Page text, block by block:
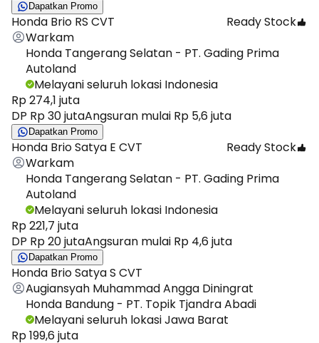
Dapatkan Promo
Honda Brio RS CVT
Ready Stock
Warkam
Honda Tangerang Selatan - PT. Gading Prima
Autoland
Melayani seluruh lokasi Indonesia
Rp 274,1 juta
DP Rp 30 jutaAngsuran mulai Rp 5,6 juta
Dapatkan Promo
Honda Brio Satya E CVT
Ready Stock
Warkam
Honda Tangerang Selatan - PT. Gading Prima
Autoland
Melayani seluruh lokasi Indonesia
Rp 221,7 juta
DP Rp 20 jutaAngsuran mulai Rp 4,6 juta
Dapatkan Promo
Honda Brio Satya S CVT
Augiansyah Muhammad Angga Diningrat
Honda Bandung - PT. Topik Tjandra Abadi
Melayani seluruh lokasi Jawa Barat
Rp 199,6 juta